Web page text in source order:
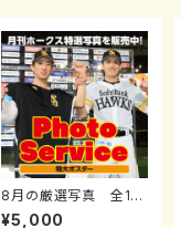
8月の厳選写真 全11
種（特大ポスターサイ
¥5,000